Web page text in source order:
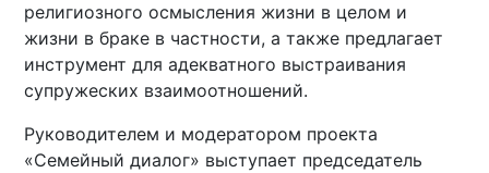
религиозного осмысления жизни в целом и
жизни в браке в частности, а также предлагает
инструмент для адекватного выстраивания
супружеских взаимоотношений.
Руководителем и модератором проекта
«Семейный диалог» выступает председатель